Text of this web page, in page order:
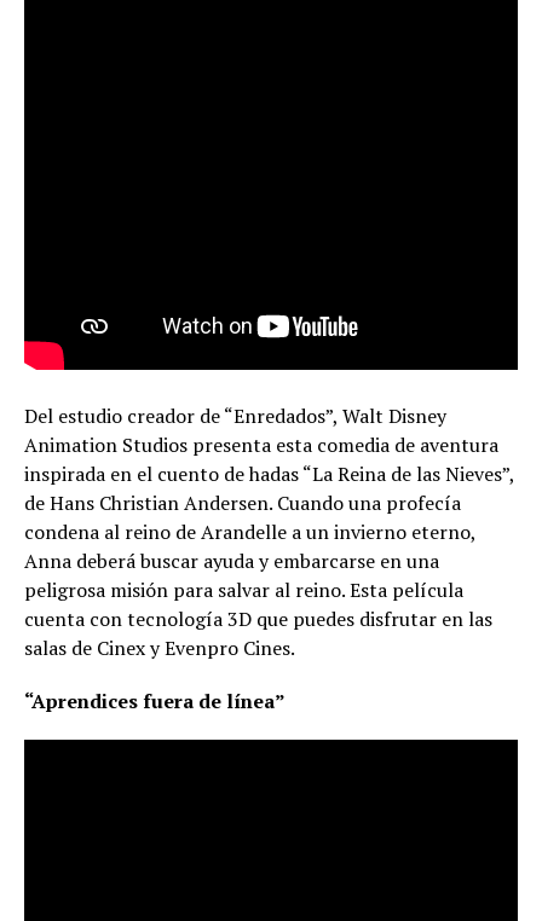
Del estudio creador de “Enredados”, Walt Disney
Animation Studios presenta esta comedia de aventura
inspirada en el cuento de hadas “La Reina de las Nieves”,
de Hans Christian Andersen. Cuando una profecía
condena al reino de Arandelle a un invierno eterno,
Anna deberá buscar ayuda y embarcarse en una
peligrosa misión para salvar al reino. Esta película
cuenta con tecnología 3D que puedes disfrutar en las
salas de Cinex y Evenpro Cines.
“Aprendices fuera de línea”